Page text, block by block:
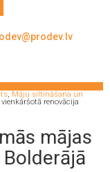
, Māju siltināšana un
renovācija
mājas